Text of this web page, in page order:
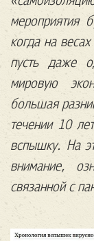
мероприятия
когда на
пусть даже
мировую
большая
течении 10
вспышку. На
внимание,
связанной с